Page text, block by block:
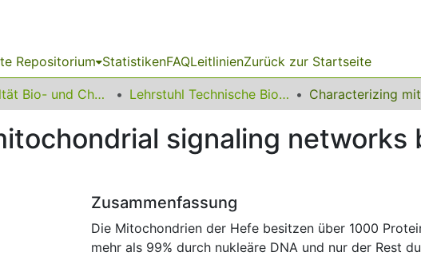
Repositorium StatistikenFAQLeitlinienZurück zur Startseite
06 Fakultät Bio- und Chemieingenieurwesen Lehrstuhl Technische Biochemie
signaling networks
Zusammenfassung
Die Mitochondrien der Hefe besitzen über 1000
mehr als 99% durch nukleäre DNA und nur der Rest